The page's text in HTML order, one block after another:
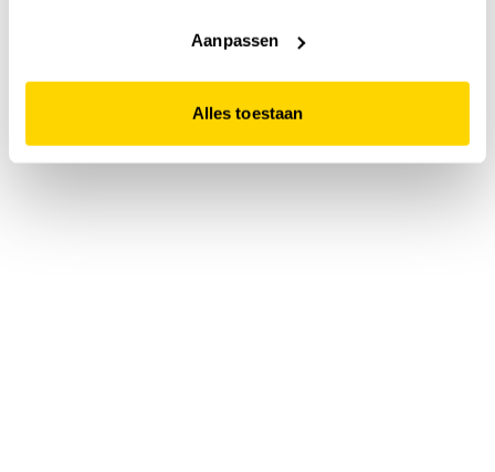
website niet optimaal functioneert.
Aanpassen
Alles toestaan